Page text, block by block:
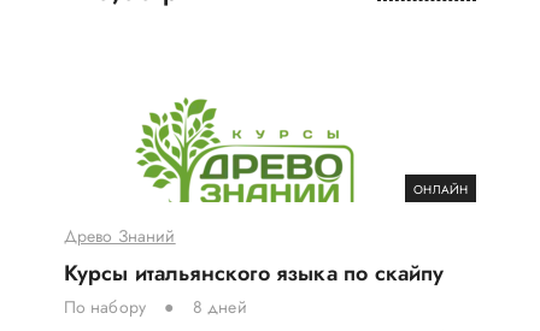
ОНЛАЙН
Древо Знаний
Курсы итальянского языка по скайпу
По набору 8 дней